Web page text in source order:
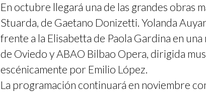
En octubre llegará una de las grandes obras
Stuarda, de Gaetano Donizetti. Yolanda
frente a la Elisabetta de Paola Gardina en
de Oviedo y ABAO Bilbao Opera, dirigida
escénicamente por Emilio López.
La programación continuará en noviembre